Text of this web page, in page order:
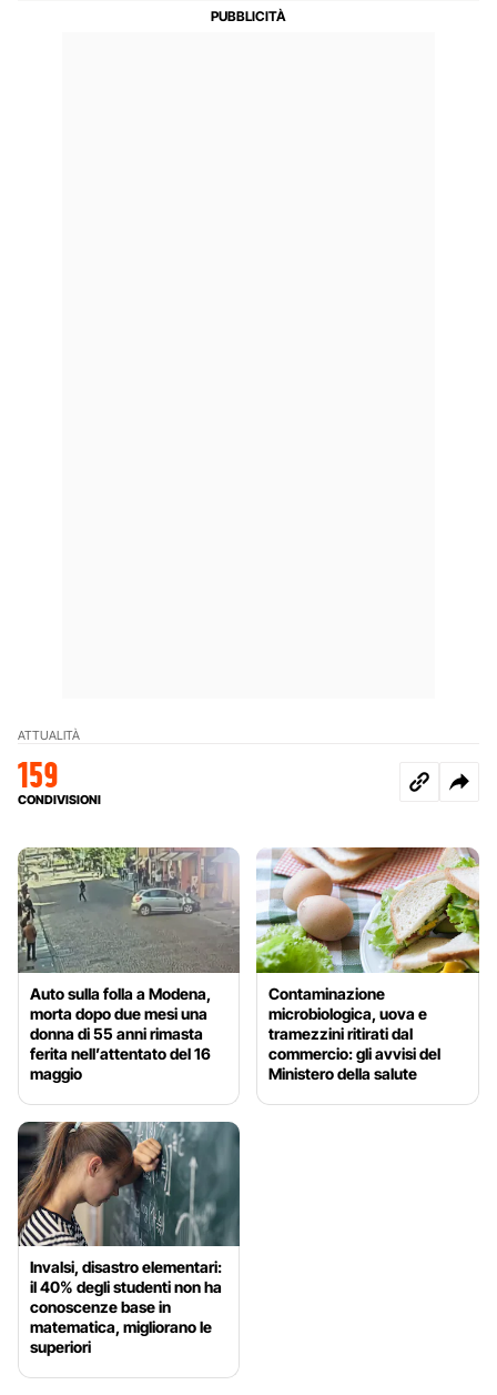
ATTUALITÀ
159
CONDIVISIONI
Auto sulla folla a Modena,
morta dopo due mesi una
donna di 55 anni rimasta
ferita nell’attentato del 16
maggio
Contaminazione
microbiologica, uova e
tramezzini ritirati dal
commercio: gli avvisi del
Ministero della salute
Invalsi, disastro elementari:
il 40% degli studenti non ha
conoscenze base in
matematica, migliorano le
superiori